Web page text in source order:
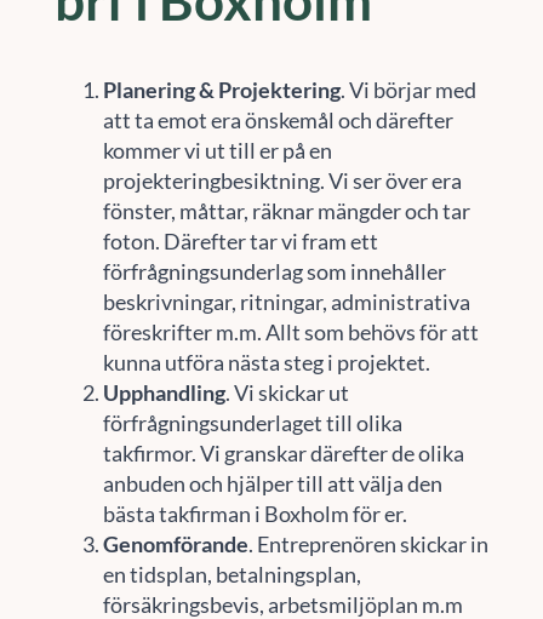
Planering & Projektering. Vi börjar med
att ta emot era önskemål och därefter
kommer vi ut till er på en
projekteringbesiktning. Vi ser över era
fönster, måttar, räknar mängder och tar
foton. Därefter tar vi fram ett
förfrågningsunderlag som innehåller
beskrivningar, ritningar, administrativa
föreskrifter m.m. Allt som behövs för att
kunna utföra nästa steg i projektet.
Upphandling. Vi skickar ut
förfrågningsunderlaget till olika
takfirmor. Vi granskar därefter de olika
anbuden och hjälper till att välja den
bästa takfirman i Boxholm för er.
Genomförande. Entreprenören skickar in
en tidsplan, betalningsplan,
försäkringsbevis, arbetsmiljöplan m.m